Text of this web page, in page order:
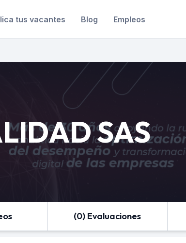
tus vacantes Blog Empleos
SAS
(0) Evaluaciones